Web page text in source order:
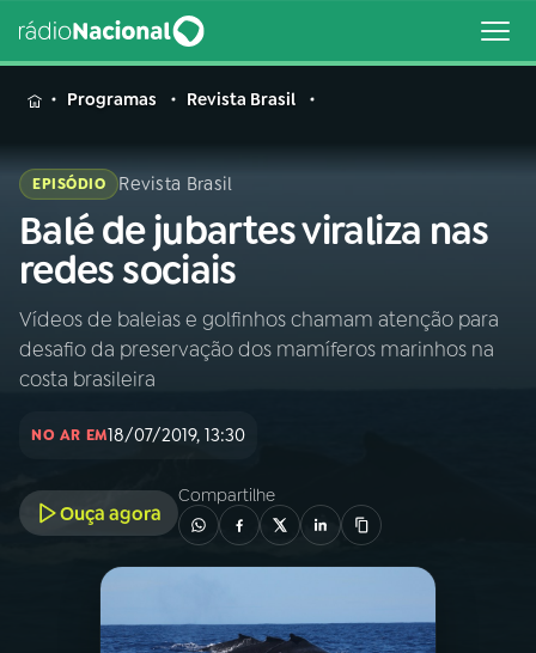
MENU
Buscar
na
Rádio
Nacional
Buscar
AO VIVO
01INÍCIO
02A RÁDIO
PROGRAMAÇÃO
Programas Revista Brasil
EPISÓDIO Revista Brasil
Balé de jubartes viraliza nas
redes sociais
Vídeos de baleias e golfinhos chamam atenção para
desafio da preservação dos mamíferos marinhos na
costa brasileira
NO AR EM18/07/2019, 13:30
Ouça agora
Compartilhe